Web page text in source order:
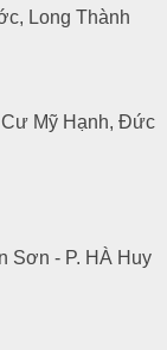
Long Thành
Mỹ Hạnh, Đức
Sơn - P. HÀ Huy